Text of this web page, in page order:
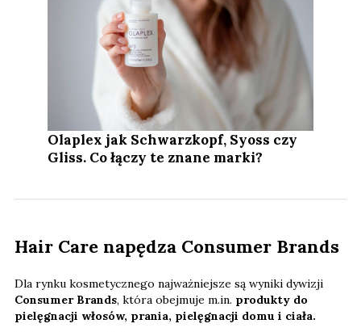
Olaplex jak Schwarzkopf, Syoss czy
Gliss. Co łączy te znane marki?
Hair Care napędza Consumer Brands
Dla rynku kosmetycznego najważniejsze są wyniki dywizji
Consumer Brands, która obejmuje m.in. produkty do
pielęgnacji włosów, prania, pielęgnacji domu i ciała.